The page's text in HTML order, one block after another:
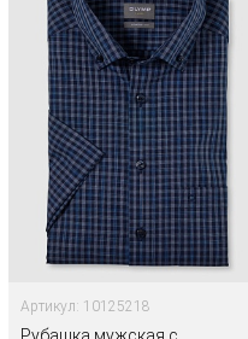
Артикул: 10125218
Рубашка мужская с